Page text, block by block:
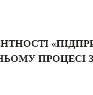
ПРОЦЕСІ З